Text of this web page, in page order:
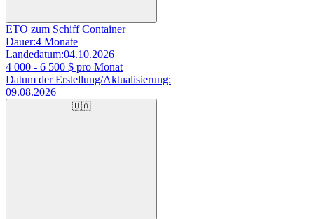
ETO zum Schiff Container
Dauer:4 Monate
Landedatum:04.10.2026
4 000 - 6 500 $ pro Monat
Datum der Erstellung/Aktualisierung:
09.08.2026
🇺🇦